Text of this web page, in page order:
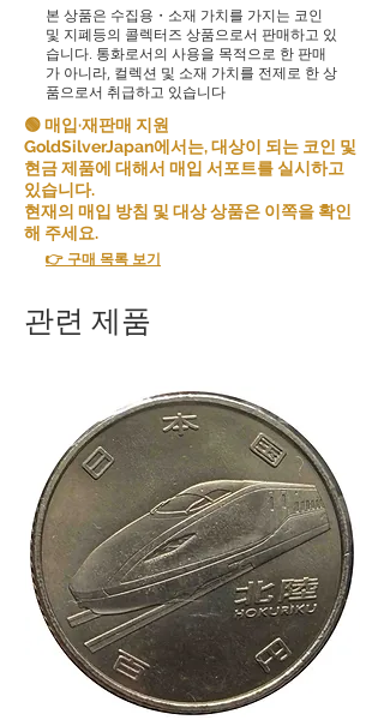
본 상품은 수집용・소재 가치를 가지는 코인
및 지폐등의 콜렉터즈 상품으로서 판매하고 있
습니다. 통화로서의 사용을 목적으로 한 판매
가 아니라, 컬렉션 및 소재 가치를 전제로 한 상
품으로서 취급하고 있습니다
🟢 매입·재판매 지원
GoldSilverJapan에서는, 대상이 되는 코인 및
현금 제품에 대해서 매입 서포트를 실시하고
있습니다.
현재의 매입 방침 및 대상 상품은 이쪽을 확인
해 주세요.
👉 구매 목록 보기
관련 제품